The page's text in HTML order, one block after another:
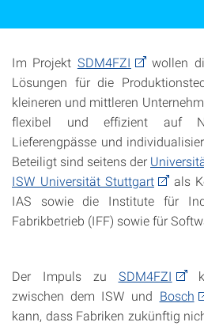
Im Projekt SDM4FZI
wollen
Lösungen für die
kleineren und mittleren
flexibel und effizient auf
Lieferengpässe und
Beteiligt sind seitens der
ISW Universität Stuttgart
als
IAS sowie die Institute für
Fabrikbetrieb (IFF) sowie für
Der Impuls zu SDM4FZI
zwischen dem ISW und Bosch
kann, dass Fabriken zukünftig